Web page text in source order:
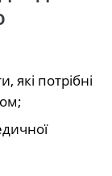
які потрібні